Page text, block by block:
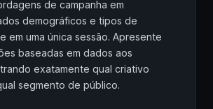
de campanha em
demográficos e tipos de
em uma única sessão. Apresente
baseadas em dados aos
exatamente qual criativo
segmento de público.